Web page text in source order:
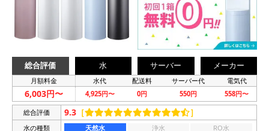
総合評価 水 サーバー メーカー
月額料金 水代 配送料 サーバー代 電気代
6,003円〜 4,925円〜 0円 550円 558円〜
総合評価 9.3 ［ ］
水の種類 天然水 浄水
RO水